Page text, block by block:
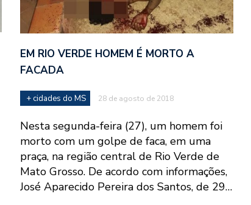
EM RIO VERDE HOMEM É MORTO A
FACADA
+ cidades do MS 28 de agosto de 2018
Nesta segunda-feira (27), um homem foi
morto com um golpe de faca, em uma
praça, na região central de Rio Verde de
Mato Grosso. De acordo com informações,
José Aparecido Pereira dos Santos, de 29…